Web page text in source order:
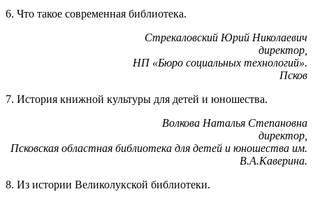
6. Что такое современная библиотека.
Стрекаловский Юрий Николаевич
директор,
НП «Бюро социальных технологий».
Псков
7. История книжной культуры для детей и юношества.
Волкова Наталья Степановна
директор,
Псковская областная библиотека для детей и юношества им.
В.А.Каверина.
8. Из истории Великолукской библиотеки.